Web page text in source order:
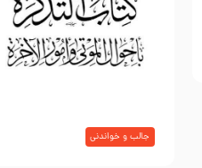
جالب و خواندنی